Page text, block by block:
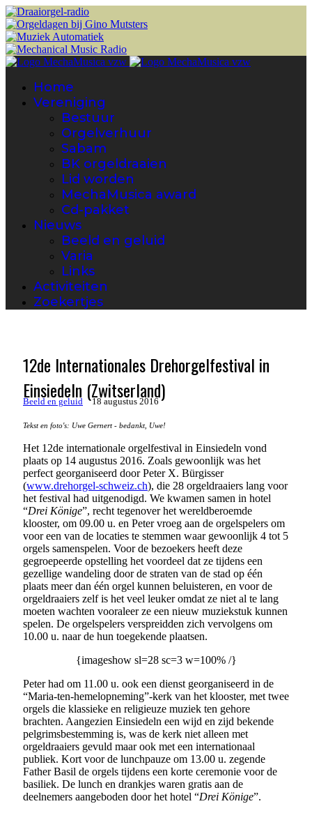
Home
Vereniging
Bestuur
Orgelverhuur
Sabam
BK orgeldraaien
Lid worden
MechaMusica award
Cd-pakket
Nieuws
Beeld en geluid
Varia
Links
Activiteiten
Zoekertjes
12de Internationales Drehorgelfestival in
Einsiedeln (Zwitserland)
Beeld en geluid 18 augustus 2016
Tekst en foto's: Uwe Gernert - bedankt, Uwe!
Het 12de internationale orgelfestival in Einsiedeln vond
plaats op 14 augustus 2016. Zoals gewoonlijk was het
perfect georganiseerd door Peter X. Bürgisser
(www.drehorgel-schweiz.ch), die 28 orgeldraaiers lang voor
het festival had uitgenodigd. We kwamen samen in hotel
“Drei Könige”, recht tegenover het wereldberoemde
klooster, om 09.00 u. en Peter vroeg aan de orgelspelers om
voor een van de locaties te stemmen waar gewoonlijk 4 tot 5
orgels samenspelen. Voor de bezoekers heeft deze
gegroepeerde opstelling het voordeel dat ze tijdens een
gezellige wandeling door de straten van de stad op één
plaats meer dan één orgel kunnen beluisteren, en voor de
orgeldraaiers zelf is het veel leuker omdat ze niet al te lang
moeten wachten vooraleer ze een nieuw muziekstuk kunnen
spelen. De orgelspelers verspreidden zich vervolgens om
10.00 u. naar de hun toegekende plaatsen.
{imageshow sl=28 sc=3 w=100% /}
Peter had om 11.00 u. ook een dienst georganiseerd in de
“Maria-ten-hemelopneming”-kerk van het klooster, met twee
orgels die klassieke en religieuze muziek ten gehore
brachten. Aangezien Einsiedeln een wijd en zijd bekende
pelgrimsbestemming is, was de kerk niet alleen met
orgeldraaiers gevuld maar ook met een internationaal
publiek. Kort voor de lunchpauze om 13.00 u. zegende
Father Basil de orgels tijdens een korte ceremonie voor de
basiliek. De lunch en drankjes waren gratis aan de
deelnemers aangeboden door het hotel “Drei Könige”.